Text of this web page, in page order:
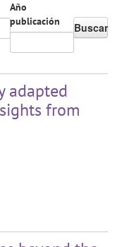
Año
publicación
Buscar
adapted
from